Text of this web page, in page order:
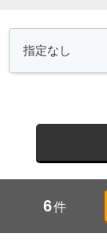
6件